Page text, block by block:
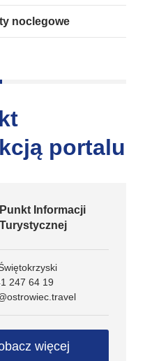
noclegowe
portalu
Punkt Informacji
Turystycznej
247 64 19
więcej